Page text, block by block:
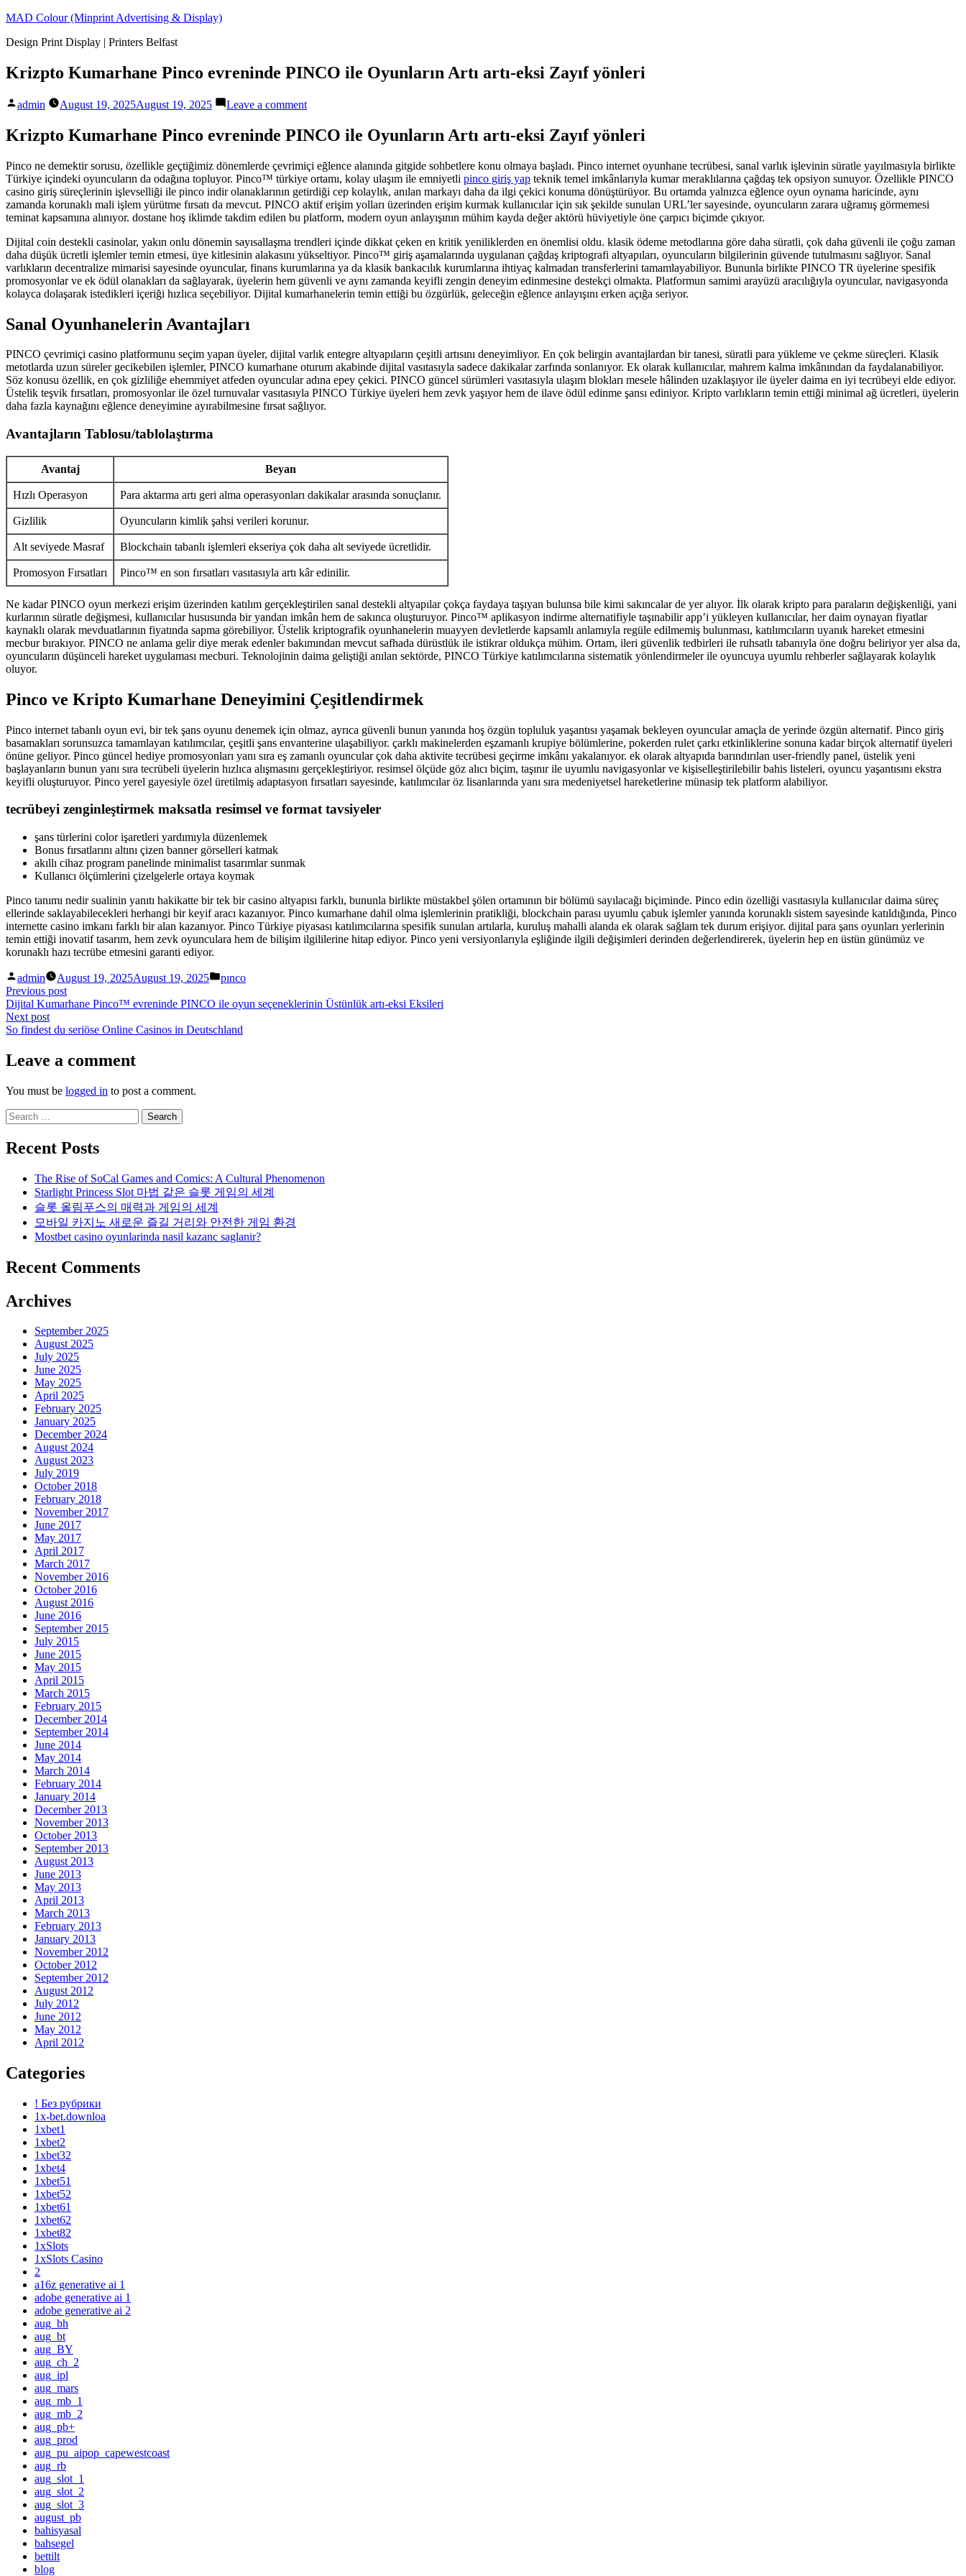
Skip
content
MAD Colour (Minprint Advertising & Display)
Design Print Display | Printers Belfast
Krizpto Kumarhane Pinco evreninde PINCO ile Oyunların Artı artı-eksi Zayıf yönleri
Posted
admin August 19, 2025August 19, 2025 Leave a commenton
Kumarhane
Pinco
PINCO
ile
Oyunların
Artı
artı-
Zayıf
yönleri
Krizpto Kumarhane Pinco evreninde PINCO ile Oyunların Artı artı-eksi Zayıf yönleri
Pinco ne demektir sorusu, özellikle geçtiğimiz dönemlerde çevrimiçi eğlence alanında gitgide sohbetlere konu olmaya başladı. Pinco internet oyunhane tecrübesi, sanal varlık işlevinin süratle yayılmasıyla birlikte
Türkiye içindeki oyuncuların da odağına topluyor. Pinco™ türkiye ortamı, kolay ulaşım ile emniyetli pinco giriş yap teknik temel imkânlarıyla kumar meraklılarına çağdaş tek opsiyon sunuyor. Özellikle PINCO
casino giriş süreçlerinin işlevselliği ile pinco indir olanaklarının getirdiği cep kolaylık, anılan markayı daha da ilgi çekici konuma dönüştürüyor. Bu ortamda yalnızca eğlence oyun oynama haricinde, aynı
zamanda korunaklı mali işlem yürütme fırsatı da mevcut. PINCO aktif erişim yolları üzerinden erişim kurmak kullanıcılar için sık şekilde sunulan URL’ler sayesinde, oyuncuların zarara uğramış görmemesi
teminat kapsamına alınıyor. dostane hoş iklimde takdim edilen bu platform, modern oyun anlayışının mühim kayda değer aktörü hüviyetiyle öne çarpıcı biçimde çıkıyor.
Dijital coin destekli casinolar, yakın onlu dönemin sayısallaşma trendleri içinde dikkat çeken en kritik yeniliklerden en önemlisi oldu. klasik ödeme metodlarına göre daha süratli, çok daha güvenli ile çoğu zaman
daha düşük ücretli işlemler temin etmesi, üye kitlesinin alakasını yükseltiyor. Pinco™ giriş aşamalarında uygulanan çağdaş kriptografi altyapıları, oyuncuların bilgilerinin güvende tutulmasını sağlıyor. Sanal
varlıkların decentralize mimarisi sayesinde oyuncular, finans kurumlarına ya da klasik bankacılık kurumlarına ihtiyaç kalmadan transferlerini tamamlayabiliyor. Bununla birlikte PINCO TR üyelerine spesifik
promosyonlar ve ek ödül olanakları da sağlayarak, üyelerin hem güvenli ve aynı zamanda keyifli zengin deneyim edinmesine destekçi olmakta. Platformun samimi arayüzü aracılığıyla oyuncular, navigasyonda
kolayca dolaşarak istedikleri içeriği hızlıca seçebiliyor. Dijital kumarhanelerin temin ettiği bu özgürlük, geleceğin eğlence anlayışını erken açığa seriyor.
Sanal Oyunhanelerin Avantajları
PINCO çevrimiçi casino platformunu seçim yapan üyeler, dijital varlık entegre altyapıların çeşitli artısını deneyimliyor. En çok belirgin avantajlardan bir tanesi, süratli para yükleme ve çekme süreçleri. Klasik
metotlarda uzun süreler gecikebilen işlemler, PINCO kumarhane oturum akabinde dijital vasıtasıyla sadece dakikalar zarfında sonlanıyor. Ek olarak kullanıcılar, mahrem kalma imkânından da faydalanabiliyor.
Söz konusu özellik, en çok gizliliğe ehemmiyet atfeden oyuncular adına epey çekici. PINCO güncel sürümleri vasıtasıyla ulaşım blokları mesele hâlinden uzaklaşıyor ile üyeler daima en iyi tecrübeyi elde ediyor.
Üstelik teşvik fırsatları, promosyonlar ile özel turnuvalar vasıtasıyla PINCO Türkiye üyeleri hem zevk yaşıyor hem de ilave ödül edinme şansı ediniyor. Kripto varlıkların temin ettiği minimal ağ ücretleri, üyelerin
daha fazla kaynağını eğlence deneyimine ayırabilmesine fırsat sağlıyor.
Avantajların Tablosu/tablolaştırma
Avantaj Beyan
Hızlı Operasyon Para aktarma artı geri alma operasyonları dakikalar arasında sonuçlanır.
Gizlilik Oyuncuların kimlik şahsi verileri korunur.
Alt seviyede Masraf Blockchain tabanlı işlemleri ekseriya çok daha alt seviyede ücretlidir.
Promosyon Fırsatları Pinco™ en son fırsatları vasıtasıyla artı kâr edinilir.
Ne kadar PINCO oyun merkezi erişim üzerinden katılım gerçekleştirilen sanal destekli altyapılar çokça faydaya taşıyan bulunsa bile kimi sakıncalar de yer alıyor. İlk olarak kripto para paraların değişkenliği, yani
kurlarının süratle değişmesi, kullanıcılar hususunda bir yandan imkân hem de sakınca oluşturuyor. Pinco™ aplikasyon indirme alternatifiyle taşınabilir app’i yükleyen kullanıcılar, her daim oynayan fiyatlar
kaynaklı olarak mevduatlarının fiyatında sapma görebiliyor. Üstelik kriptografik oyunhanelerin muayyen devletlerde kapsamlı anlamıyla regüle edilmemiş bulunması, katılımcıların uyanık hareket etmesini
mecbur bırakıyor. PINCO ne anlama gelir diye merak edenler bakımından mevcut safhada dürüstlük ile istikrar oldukça mühim. Ortam, ileri güvenlik tedbirleri ile ruhsatlı tabanıyla öne doğru beliriyor yer alsa da,
oyuncuların düşünceli hareket uygulaması mecburi. Teknolojinin daima geliştiği anılan sektörde, PINCO Türkiye katılımcılarına sistematik yönlendirmeler ile oyuncuya uyumlu rehberler sağlayarak kolaylık
oluyor.
Pinco ve Kripto Kumarhane Deneyimini Çeşitlendirmek
Pinco internet tabanlı oyun evi, bir tek şans oyunu denemek için olmaz, ayrıca güvenli bunun yanında hoş özgün topluluk yaşantısı yaşamak bekleyen oyuncular amaçla de yerinde özgün alternatif. Pinco giriş
basamakları sorunsuzca tamamlayan katılımcılar, çeşitli şans envanterine ulaşabiliyor. çarklı makinelerden eşzamanlı krupiye bölümlerine, pokerden rulet çarkı etkinliklerine sonuna kadar birçok alternatif üyeleri
önüne geliyor. Pinco güncel hediye promosyonları yanı sıra eş zamanlı oyuncular çok daha aktivite tecrübesi geçirme imkânı yakalanıyor. ek olarak altyapıda barındırılan user-friendly panel, üstelik yeni
başlayanların bunun yanı sıra tecrübeli üyelerin hızlıca alışmasını gerçekleştiriyor. resimsel ölçüde göz alıcı biçim, taşınır ile uyumlu navigasyonlar ve kişiselleştirilebilir bahis listeleri, oyuncu yaşantısını ekstra
keyifli oluşturuyor. Pinco yerel gayesiyle özel üretilmiş adaptasyon fırsatları sayesinde, katılımcılar öz lisanlarında yanı sıra medeniyetsel hareketlerine münasip tek platform alabiliyor.
tecrübeyi zenginleştirmek maksatla resimsel ve format tavsiyeler
şans türlerini color işaretleri yardımıyla düzenlemek
Bonus fırsatlarını altını çizen banner görselleri katmak
akıllı cihaz program panelinde minimalist tasarımlar sunmak
Kullanıcı ölçümlerini çizelgelerle ortaya koymak
Pinco tanımı nedir sualinin yanıtı hakikatte bir tek bir casino altyapısı farklı, bununla birlikte müstakbel şölen ortamının bir bölümü sayılacağı biçiminde. Pinco edin özelliği vasıtasıyla kullanıcılar daima süreç
ellerinde saklayabilecekleri herhangi bir keyif aracı kazanıyor. Pinco kumarhane dahil olma işlemlerinin pratikliği, blockchain parası uyumlu çabuk işlemler yanında korunaklı sistem sayesinde katıldığında, Pinco
internette casino imkanı farklı bir alan kazanıyor. Pinco Türkiye piyasası katılımcılarına spesifik sunulan artılarla, kuruluş mahalli alanda ek olarak sağlam tek durum erişiyor. dijital para şans oyunları yerlerinin
temin ettiği inovatif tasarım, hem zevk oyunculara hem de bilişim ilgililerine hitap ediyor. Pinco yeni versiyonlarıyla eşliğinde ilgili değişimleri derinden değerlendirerek, üyelerin hep en üstün günümüz ve
korunaklı hazı tecrübe etmesini garanti ediyor.
Posted
by
admin August 19, 2025August 19, 2025
Posted
pınco
Post
navigation
Previous postPrevious
post:
Dijital Kumarhane Pinco™ evreninde PINCO ile oyun seçeneklerinin Üstünlük artı-eksi Eksileri
Next postNext
post:
So findest du seriöse Online Casinos in Deutschland
Leave a comment
You must be logged in to post a comment.
Search
for:
Recent Posts
The Rise of SoCal Games and Comics: A Cultural Phenomenon
Starlight Princess Slot 마법 같은 슬롯 게임의 세계
슬롯 올림푸스의 매력과 게임의 세계
모바일 카지노 새로운 즐길 거리와 안전한 게임 환경
Mostbet casino oyunlarinda nasil kazanc saglanir?
Recent Comments
Archives
September 2025
August 2025
July 2025
June 2025
May 2025
April 2025
February 2025
January 2025
December 2024
August 2024
August 2023
July 2019
October 2018
February 2018
November 2017
June 2017
May 2017
April 2017
March 2017
November 2016
October 2016
August 2016
June 2016
September 2015
July 2015
June 2015
May 2015
April 2015
March 2015
February 2015
December 2014
September 2014
June 2014
May 2014
March 2014
February 2014
January 2014
December 2013
November 2013
October 2013
September 2013
August 2013
June 2013
May 2013
April 2013
March 2013
February 2013
January 2013
November 2012
October 2012
September 2012
August 2012
July 2012
June 2012
May 2012
April 2012
Categories
! Без рубрики
1x-bet.downloa
1xbet1
1xbet2
1xbet32
1xbet4
1xbet51
1xbet52
1xbet61
1xbet62
1xbet82
1xSlots
1xSlots Casino
2
a16z generative ai 1
adobe generative ai 1
adobe generative ai 2
aug_bh
aug_bt
aug_BY
aug_ch_2
aug_ipl
aug_mars
aug_mb_1
aug_mb_2
aug_pb+
aug_prod
aug_pu_aipop_capewestcoast
aug_rb
aug_slot_1
aug_slot_2
aug_slot_3
august_pb
bahisyasal
bahsegel
bettilt
blog